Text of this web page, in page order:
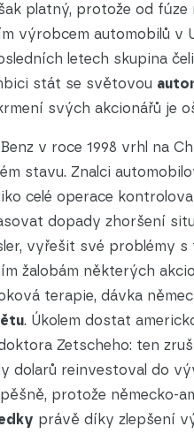
platný, protože od
výrobcem automobilů v
letech skupina
stát se světovou
svých akcionářů je
v roce 1998 vrhl na
stavu. Znalci
celé operace
dopady zhoršení
vyřešit své problémy
žalobám některých
terapie, dávka
. Úkolem dostat
Zetscheho: ten
dolarů reinvestoval do
protože německo-
právě díky zlepšení